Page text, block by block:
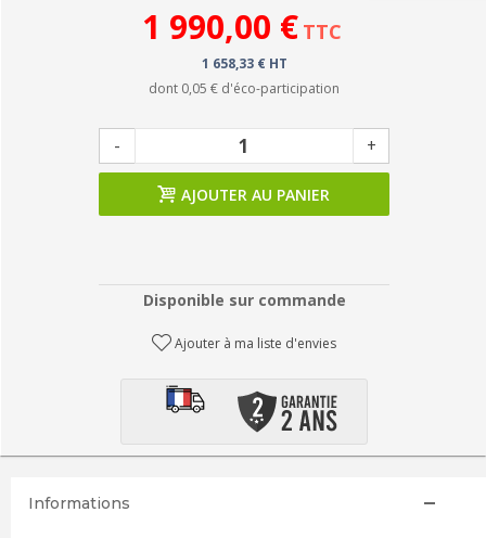
1 990,00 € TTC
1 658,33 € HT
dont 0,05 € d'éco-participation
- +
AJOUTER AU PANIER
Disponible sur commande
Ajouter à ma liste d'envies
Informations